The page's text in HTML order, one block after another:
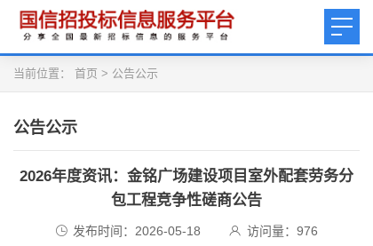
当前位置： 首页 > 公告公示
公告公示
2026年度资讯：金铭广场建设项目室外配套劳务分
包工程竞争性磋商公告
发布时间：2026-05-18 访问量： 976